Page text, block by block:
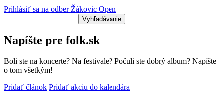
Prihlásiť sa na odber Žákovic Open
Napíšte pre folk.sk
Boli ste na koncerte? Na festivale? Počuli ste dobrý album? Napíšte
o tom všetkým!
Pridať článok Pridať akciu do kalendára